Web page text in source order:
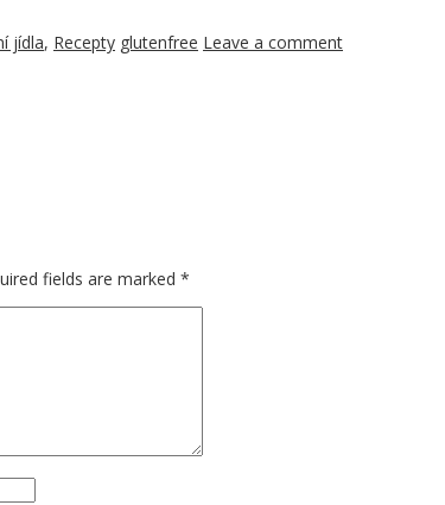
jídla, Recepty glutenfree Leave a comment
fields are marked *